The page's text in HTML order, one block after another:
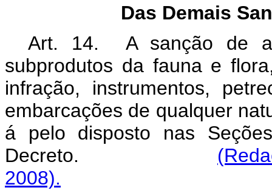
Das Demais
Art. 14. A sanção de
subprodutos da fauna e
infração, instrumentos,
embarcações de qualquer
á pelo disposto nas
Decreto.
2008).